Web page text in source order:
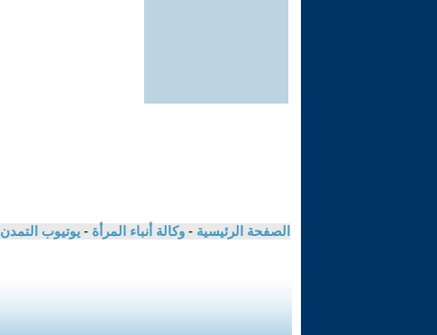
الصفحة الرئيسية - وكالة أنباء المرأة - يوتيوب التمدن